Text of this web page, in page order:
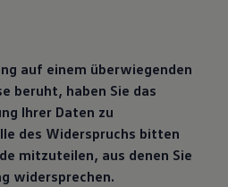
auf einem überwiegenden
beruht, haben Sie das
Ihrer Daten zu
des Widerspruchs bitten
mitzuteilen, aus denen Sie
widersprechen.